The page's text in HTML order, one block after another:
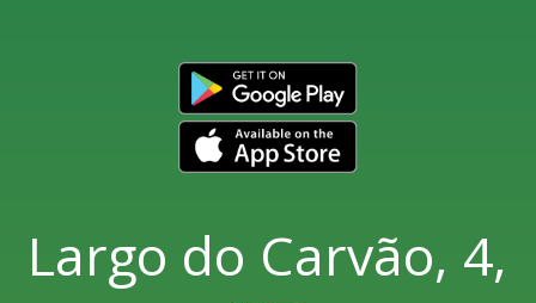
Largo do Carvão, 4,